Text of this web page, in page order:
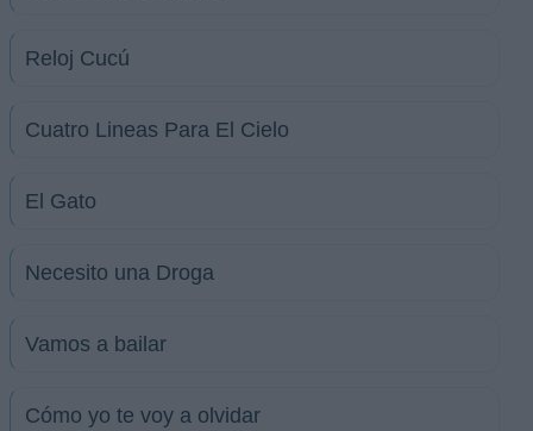
Reloj Cucú
Cuatro Lineas Para El Cielo
El Gato
Necesito una Droga
Vamos a bailar
Cómo yo te voy a olvidar